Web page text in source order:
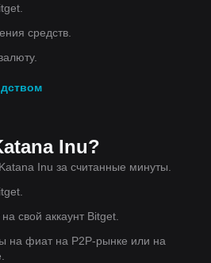
средств.
Inu?
Inu за считанные минуты.
свой аккаунт Bitget.
на фиат на P2P-рынке или на